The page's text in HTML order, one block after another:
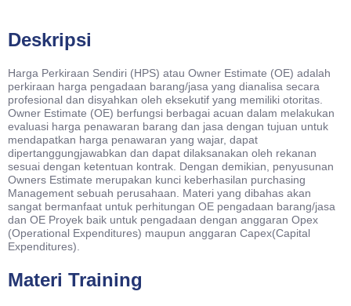
Deskripsi
Harga Perkiraan Sendiri (HPS) atau Owner Estimate (OE) adalah
perkiraan harga pengadaan barang/jasa yang dianalisa secara
profesional dan disyahkan oleh eksekutif yang memiliki otoritas.
Owner Estimate (OE) berfungsi berbagai acuan dalam melakukan
evaluasi harga penawaran barang dan jasa dengan tujuan untuk
mendapatkan harga penawaran yang wajar, dapat
dipertanggungjawabkan dan dapat dilaksanakan oleh rekanan
sesuai dengan ketentuan kontrak. Dengan demikian, penyusunan
Owners Estimate merupakan kunci keberhasilan purchasing
Management sebuah perusahaan. Materi yang dibahas akan
sangat bermanfaat untuk perhitungan OE pengadaan barang/jasa
dan OE Proyek baik untuk pengadaan dengan anggaran Opex
(Operational Expenditures) maupun anggaran Capex(Capital
Expenditures).
Materi Training